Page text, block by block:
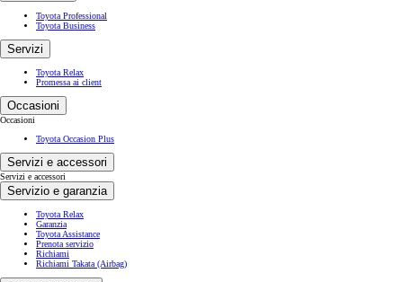
Toyota Professional
Toyota Business
Servizi
Toyota Relax
Promessa ai client
Occasioni
Occasioni
Toyota Occasion Plus
Servizi e accessori
Servizi e accessori
Servizio e garanzia
Toyota Relax
Garanzia
Toyota Assistance
Prenota servizio
Richiami
Richiami Takata (Airbag)